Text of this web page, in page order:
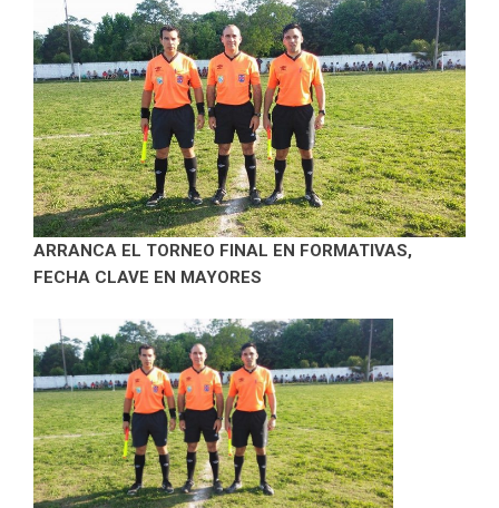
ARRANCA EL TORNEO FINAL EN FORMATIVAS,
FECHA CLAVE EN MAYORES